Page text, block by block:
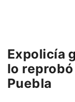
Expolicía
lo
Puebla